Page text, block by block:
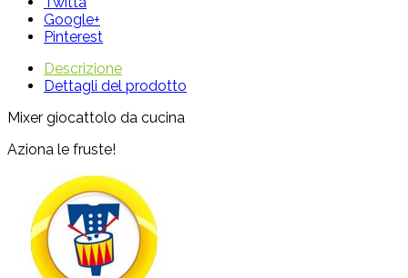
Google+
Pinterest
Descrizione
Dettagli del prodotto
Mixer giocattolo da cucina
Aziona le fruste!